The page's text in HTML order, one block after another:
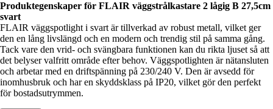
Produktegenskaper för FLAIR väggstrålkastare 2 lågig B 27,5cm
svart
FLAIR väggspotlight i svart är tillverkad av robust metall, vilket ger
den en lång livslängd och en modern och trendig stil på samma gång.
Tack vare den vrid- och svängbara funktionen kan du rikta ljuset så att
det belyser valfritt område efter behov. Väggspotlighten är nätansluten
och arbetar med en driftspänning på 230/240 V. Den är avsedd för
inomhusbruk och har en skyddsklass på IP20, vilket gör den perfekt
för bostadsutrymmen.